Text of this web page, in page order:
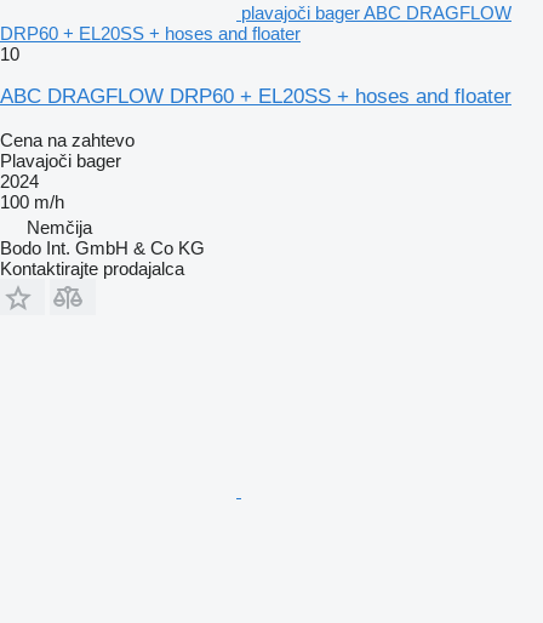
plavajoči bager ABC DRAGFLOW
DRP60 + EL20SS + hoses and floater
10
ABC DRAGFLOW DRP60 + EL20SS + hoses and floater
Cena na zahtevo
Plavajoči bager
2024
100 m/h
Nemčija
Bodo Int. GmbH & Co KG
Kontaktirajte prodajalca